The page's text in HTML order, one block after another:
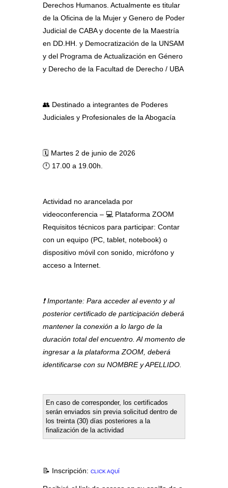
Derechos Humanos. Actualmente es titular
de la Oficina de la Mujer y Genero de Poder
Judicial de CABA y docente de la Maestría
en DD.HH. y Democratización de la UNSAM
y del Programa de Actualización en Género
y Derecho de la Facultad de Derecho / UBA
👥 Destinado a integrantes de Poderes
Judiciales y Profesionales de la Abogacía
🗓️ Martes 2 de junio de 2026
🕛 17.00 a 19.00h.
Actividad no arancelada por
videoconferencia – 💻 Plataforma ZOOM
Requisitos técnicos para participar: Contar
con un equipo (PC, tablet, notebook) o
dispositivo móvil con sonido, micrófono y
acceso a Internet.
❗ Importante: Para acceder al evento y al
posterior certificado de participación deberá
mantener la conexión a lo largo de la
duración total del encuentro. Al momento de
ingresar a la plataforma ZOOM, deberá
identificarse con su NOMBRE y APELLIDO.
En caso de corresponder, los certificados
serán enviados sin previa solicitud dentro de
los treinta (30) días posteriores a la
finalización de la actividad
📝 Inscripción: CLICK AQUÍ